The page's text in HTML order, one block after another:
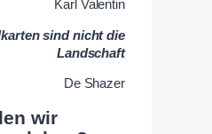
Karl Valentin
sind nicht die
Landschaft
De Shazer
wir